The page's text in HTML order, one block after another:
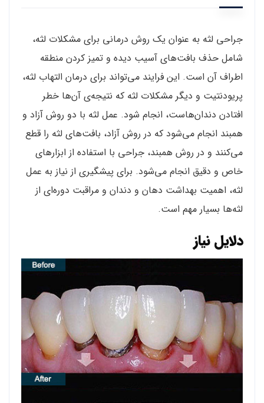
جراحی لثه به عنوان یک روش درمانی برای مشکلات لثه،
شامل حذف بافت‌های آسیب دیده و تمیز کردن منطقه
اطراف آن است. این فرایند می‌تواند برای درمان التهاب لثه،
پریودنتیت و دیگر مشکلات لثه که نتیجه‌ی آن‌ها خطر
افتادن دندان‌هاست، انجام شود. عمل لثه با دو روش آزاد و
همبند انجام می‌شود که در روش آزاد، بافت‌های لثه را قطع
می‌کنند و در روش همبند، جراحی با استفاده از ابزارهای
خاص و دقیق انجام می‌شود. برای پیشگیری از نیاز به عمل
لثه، اهمیت بهداشت دهان و دندان و مراقبت دوره‌ای از
لثه‌ها بسیار مهم است.
دلایل نیاز